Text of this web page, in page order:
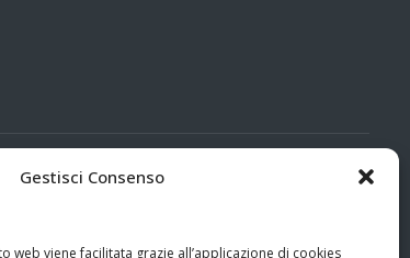
Gestisci Consenso
web viene facilitata grazie all’applicazione di cookies